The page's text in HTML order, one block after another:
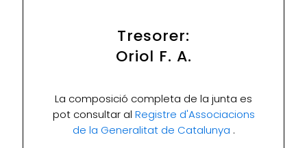
Tresorer:
Oriol F. A.
La composició completa de la junta es
pot consultar al Registre d'Associacions
de la Generalitat de Catalunya .